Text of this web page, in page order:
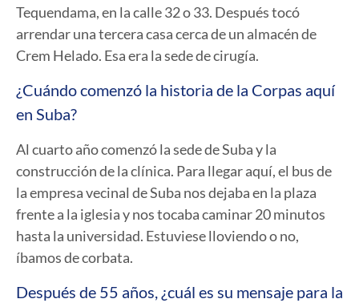
Tequendama, en la calle 32 o 33. Después tocó
arrendar una tercera casa cerca de un almacén de
Crem Helado. Esa era la sede de cirugía.
¿Cuándo comenzó la historia de la Corpas aquí
en Suba?
Al cuarto año comenzó la sede de Suba y la
construcción de la clínica. Para llegar aquí, el bus de
la empresa vecinal de Suba nos dejaba en la plaza
frente a la iglesia y nos tocaba caminar 20 minutos
hasta la universidad. Estuviese lloviendo o no,
íbamos de corbata.
Después de 55 años, ¿cuál es su mensaje para la